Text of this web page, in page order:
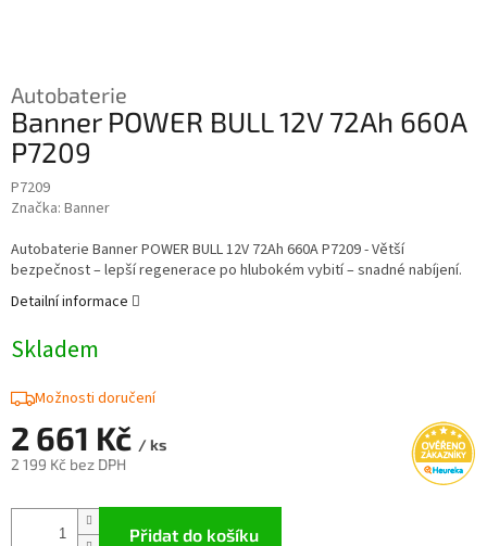
Autobaterie
Banner POWER BULL 12V 72Ah 660A
P7209
P7209
Značka: Banner
2 661 Kč / ks
2 199 Kč bez DPH
cena:
Skladem
Možnosti doručení
Přidat do košíku
Autobaterie Banner POWER BULL 12V 72Ah 660A P7209 - Větší
bezpečnost – lepší regenerace po hlubokém vybití – snadné nabíjení.
Detailní informace